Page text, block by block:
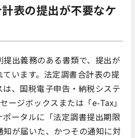
表の提出が不要なケ
出義務のある書類で、提出が
います。法定調書合計表の提
、国税電子申告・納税システ
ージボックスまたは「e-Tax」
ポータルに「法定調書提出期限
が届いた、かつその通知に対